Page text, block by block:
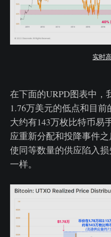
实时
在下面的URPD图表中，
1.76万美元的低点和目前
大约有143万枚比特币易
应重新分配和投降事件
使同等数量的供应陷入
一样。